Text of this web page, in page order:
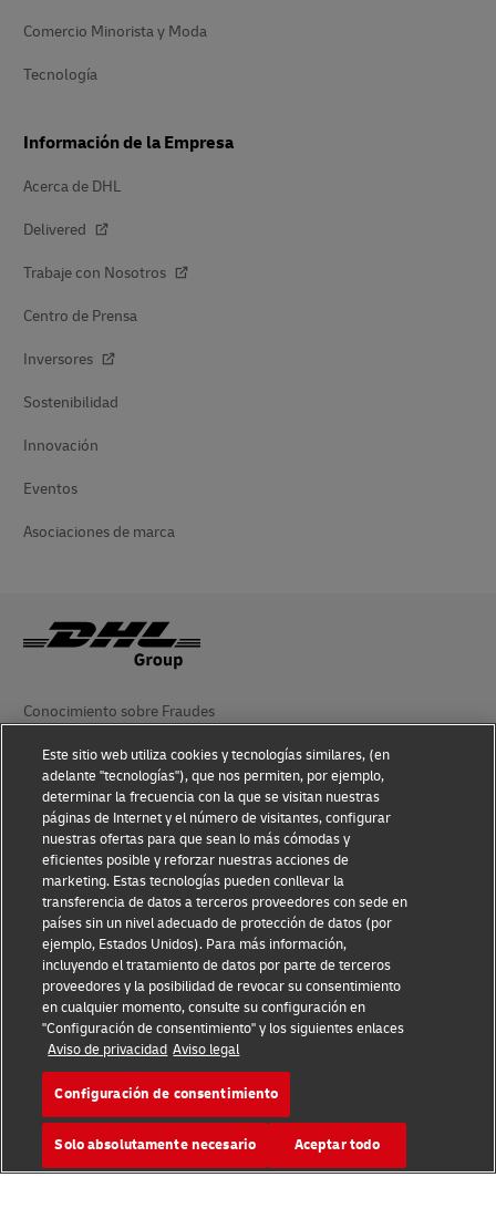
Comercio Minorista y Moda
Tecnología
Información de la Empresa
Acerca de DHL
Delivered
Trabaje con Nosotros
Centro de Prensa
Inversores
Sostenibilidad
Innovación
Eventos
Asociaciones de marca
Conocimiento sobre Fraudes
Aviso Legal
Condiciones de Uso
Aviso de Privacidad
Información Adicional
Ajustes de cookies
Síganos
2026 © - todos los derechos reservados
Este sitio web utiliza cookies y tecnologías similares, (en
adelante "tecnologías"), que nos permiten, por ejemplo,
determinar la frecuencia con la que se visitan nuestras
páginas de Internet y el número de visitantes, configurar
nuestras ofertas para que sean lo más cómodas y
eficientes posible y reforzar nuestras acciones de
marketing. Estas tecnologías pueden conllevar la
transferencia de datos a terceros proveedores con sede en
países sin un nivel adecuado de protección de datos (por
ejemplo, Estados Unidos). Para más información,
incluyendo el tratamiento de datos por parte de terceros
proveedores y la posibilidad de revocar su consentimiento
en cualquier momento, consulte su configuración en
"Configuración de consentimiento" y los siguientes enlaces
Aviso de privacidad Aviso legal
Configuración de consentimiento
Solo absolutamente necesario Aceptar todo